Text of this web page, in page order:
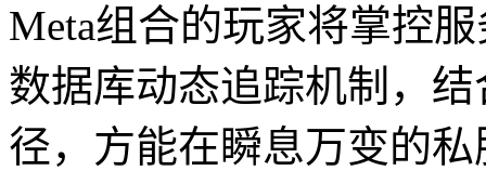
Meta组合的玩家将掌控
数据库动态追踪机制，
径，方能在瞬息万变的